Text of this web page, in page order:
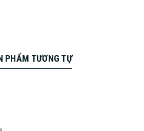
với bất kỳ không gian nhà bếp nào.
PHẨM TƯƠNG TỰ